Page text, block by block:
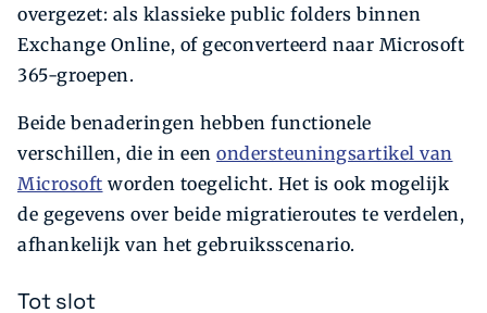
overgezet: als klassieke public folders binnen
Exchange Online, of geconverteerd naar Microsoft
365-groepen.
Beide benaderingen hebben functionele
verschillen, die in een ondersteuningsartikel van
Microsoft worden toegelicht. Het is ook mogelijk
de gegevens over beide migratieroutes te verdelen,
afhankelijk van het gebruiksscenario.
Tot slot